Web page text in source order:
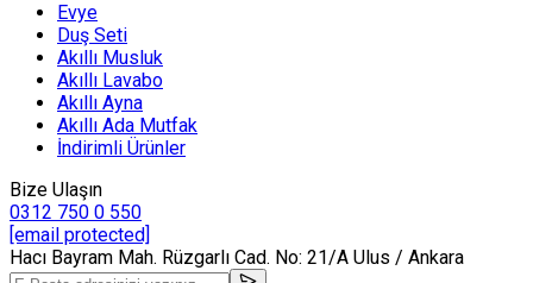
Evye
Duş Seti
Akıllı Musluk
Akıllı Lavabo
Akıllı Ayna
Akıllı Ada Mutfak
İndirimli Ürünler
Bize Ulaşın
0312 750 0 550
[email protected]
Hacı Bayram Mah. Rüzgarlı Cad. No: 21/A Ulus / Ankara